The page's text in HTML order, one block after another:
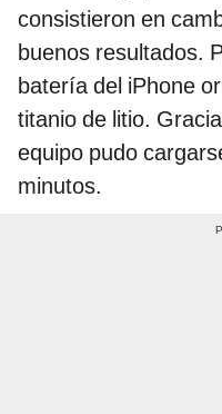
consistieron en
buenos resultados.
batería del iPhone
titanio de litio.
equipo pudo
minutos.